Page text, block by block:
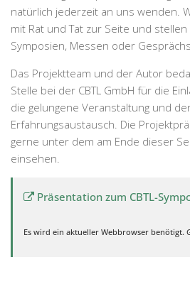
natürlich jederzeit an uns wenden.
mit Rat und Tat zur Seite und
Symposien, Messen oder
Das Projektteam und der Autor
Stelle bei der CBTL GmbH für die
die gelungene Veranstaltung und
Erfahrungsaustausch. Die
gerne unter dem am Ende dieser
einsehen.
Präsentation zum CBTL-
Es wird ein aktueller Webbrowser benötigt.